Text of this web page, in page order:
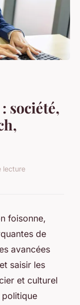
société,
lecture
foisonne,
de
avancées
saisir les
et culturel
politique